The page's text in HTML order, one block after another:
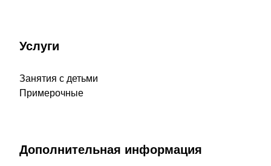
Услуги
Занятия с детьми
Примерочные
Дополнительная информация